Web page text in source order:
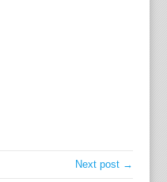
Next post →